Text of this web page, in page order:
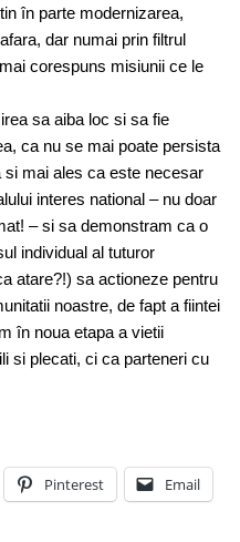
în parte modernizarea,
dar numai prin filtrul
corespuns misiunii ce le
sa aiba loc si sa fie
ca nu se mai poate persista
mai ales ca este necesar
interes national – nu doar
– si sa demonstram ca o
individual al tuturor
atare?!) sa actioneze pentru
noastre, de fapt a fiintei
în noua etapa a vietii
si plecati, ci ca parteneri cu
Pinterest Email